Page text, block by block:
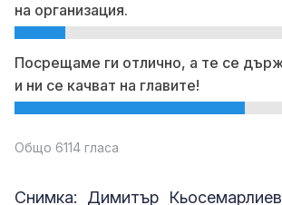
на организация.
Посрещаме ги отлично, а те се
и ни се качват на главите!
Общо 6114 гласа
Снимка: Димитър